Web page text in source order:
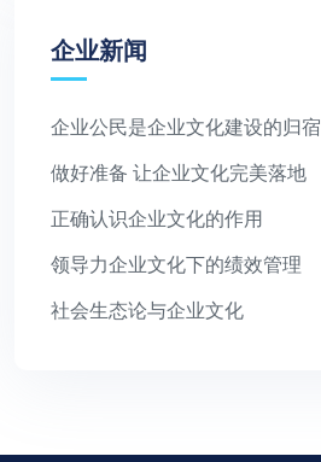
企业新闻
企业公民是企业文化建设的归宿
做好准备 让企业文化完美落地
正确认识企业文化的作用
领导力企业文化下的绩效管理
社会生态论与企业文化